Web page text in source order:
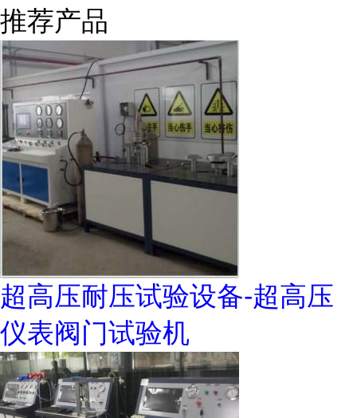
推荐产品
超高压耐压试验设备-超高压
仪表阀门试验机